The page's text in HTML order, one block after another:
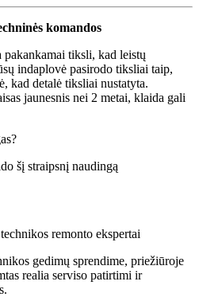
komandos
tiksli, kad leistų
indaplovė pasirodo tiksliai taip,
kad detalė tiksliai nustatyta.
jaunesnis nei 2 metai, klaida gali
šį straipsnį naudingą
remonto ekspertai
gedimų sprendime, priežiūroje
realia serviso patirtimi ir